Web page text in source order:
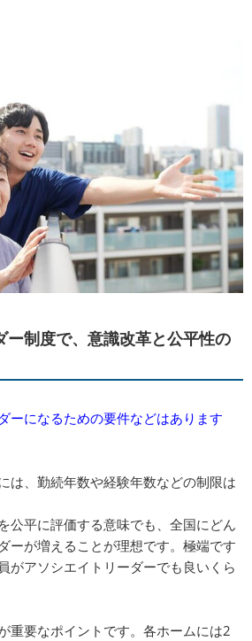
ー制度で、意識改革と公平性の
になるための要件などはあります
は、勤続年数や経験年数などの制限は
公平に評価する意味でも、全国にどん
ーが増えることが理想です。極端です
がアソシエイトリーダーでも良いくら
重要なポイントです。各ホームには2